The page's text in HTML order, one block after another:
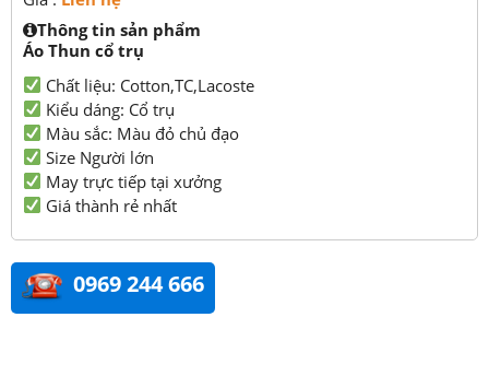
Thông tin sản phẩm
Áo Thun cổ trụ
Chất liệu: Cotton,TC,Lacoste
Kiểu dáng: Cổ trụ
Màu sắc: Màu đỏ chủ đạo
Size Người lớn
May trực tiếp tại xưởng
Giá thành rẻ nhất
0969 244 666